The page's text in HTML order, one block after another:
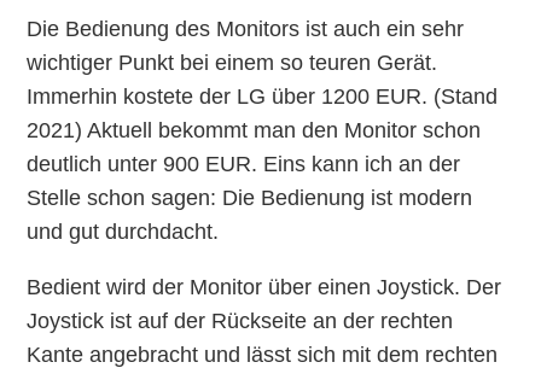
Die Bedienung des Monitors ist auch ein sehr
wichtiger Punkt bei einem so teuren Gerät.
Immerhin kostete der LG über 1200 EUR. (Stand
2021) Aktuell bekommt man den Monitor schon
deutlich unter 900 EUR. Eins kann ich an der
Stelle schon sagen: Die Bedienung ist modern
und gut durchdacht.
Bedient wird der Monitor über einen Joystick. Der
Joystick ist auf der Rückseite an der rechten
Kante angebracht und lässt sich mit dem rechten